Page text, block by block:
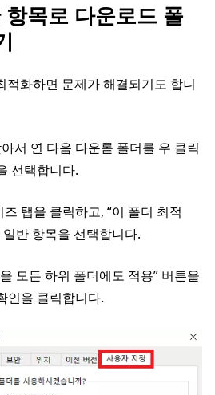
목로 다운로드 폴
적화하면 문제가 해결되기도 합니
서 연 다음 다운롣 폴더를 우 클릭
선택합니다.
탭을 클릭하고, “이 폴더 최적
일반 항목을 선택합니다.
모든 하위 폴더에도 적용” 버튼을
인을 클릭합니다.